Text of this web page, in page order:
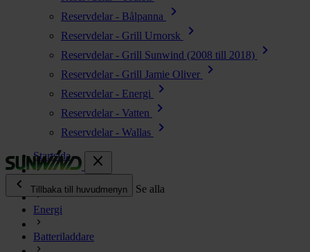
Reservdelar - Bålpanna chevron_right
Reservdelar - Grill Urnorsk chevron_right
Reservdelar - Grill Sunwind (2008 till 2018) chevron_right
Reservdelar - Grill Jamie Oliver chevron_right
Reservdelar - Energi chevron_right
Reservdelar - Vatten chevron_right
Reservdelar - Wallas
chevron_right
close
chevron_left
Tillbaka till huvudmenyn Se alla
Energi
Kök & Gasol chevron_right
Startsida
Energi
Batteriladdare